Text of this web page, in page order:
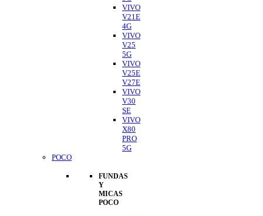
VIVO
V21E
4G
VIVO
V25
5G
VIVO
V25E
V27E
VIVO
V30
SE
VIVO
X80
PRO
5G
POCO
FUNDAS
Y
MICAS
POCO